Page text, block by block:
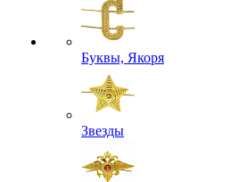
Буквы, Якоря
Звезды